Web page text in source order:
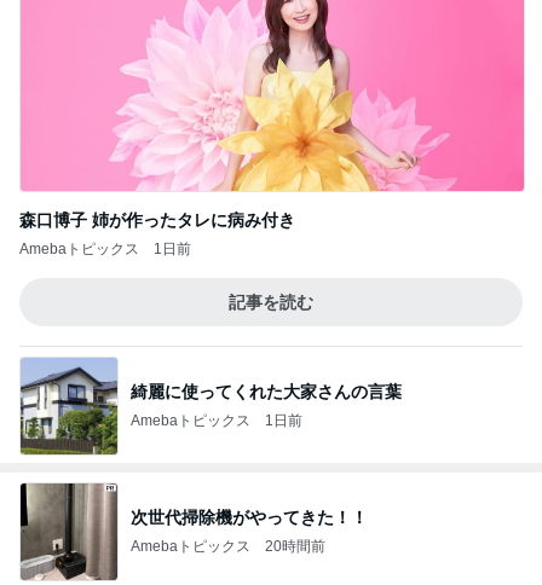
森口博子 姉が作ったタレに病み付き
Amebaトピックス 1日前
記事を読む
綺麗に使ってくれた大家さんの言葉
Amebaトピックス 1日前
次世代掃除機がやってきた！！
Amebaトピックス 20時間前